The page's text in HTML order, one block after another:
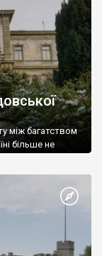
між багатством
більше не